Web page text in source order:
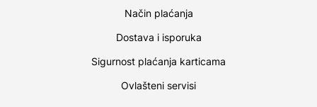
Način plaćanja
Dostava i isporuka
Sigurnost plaćanja karticama
Ovlašteni servisi